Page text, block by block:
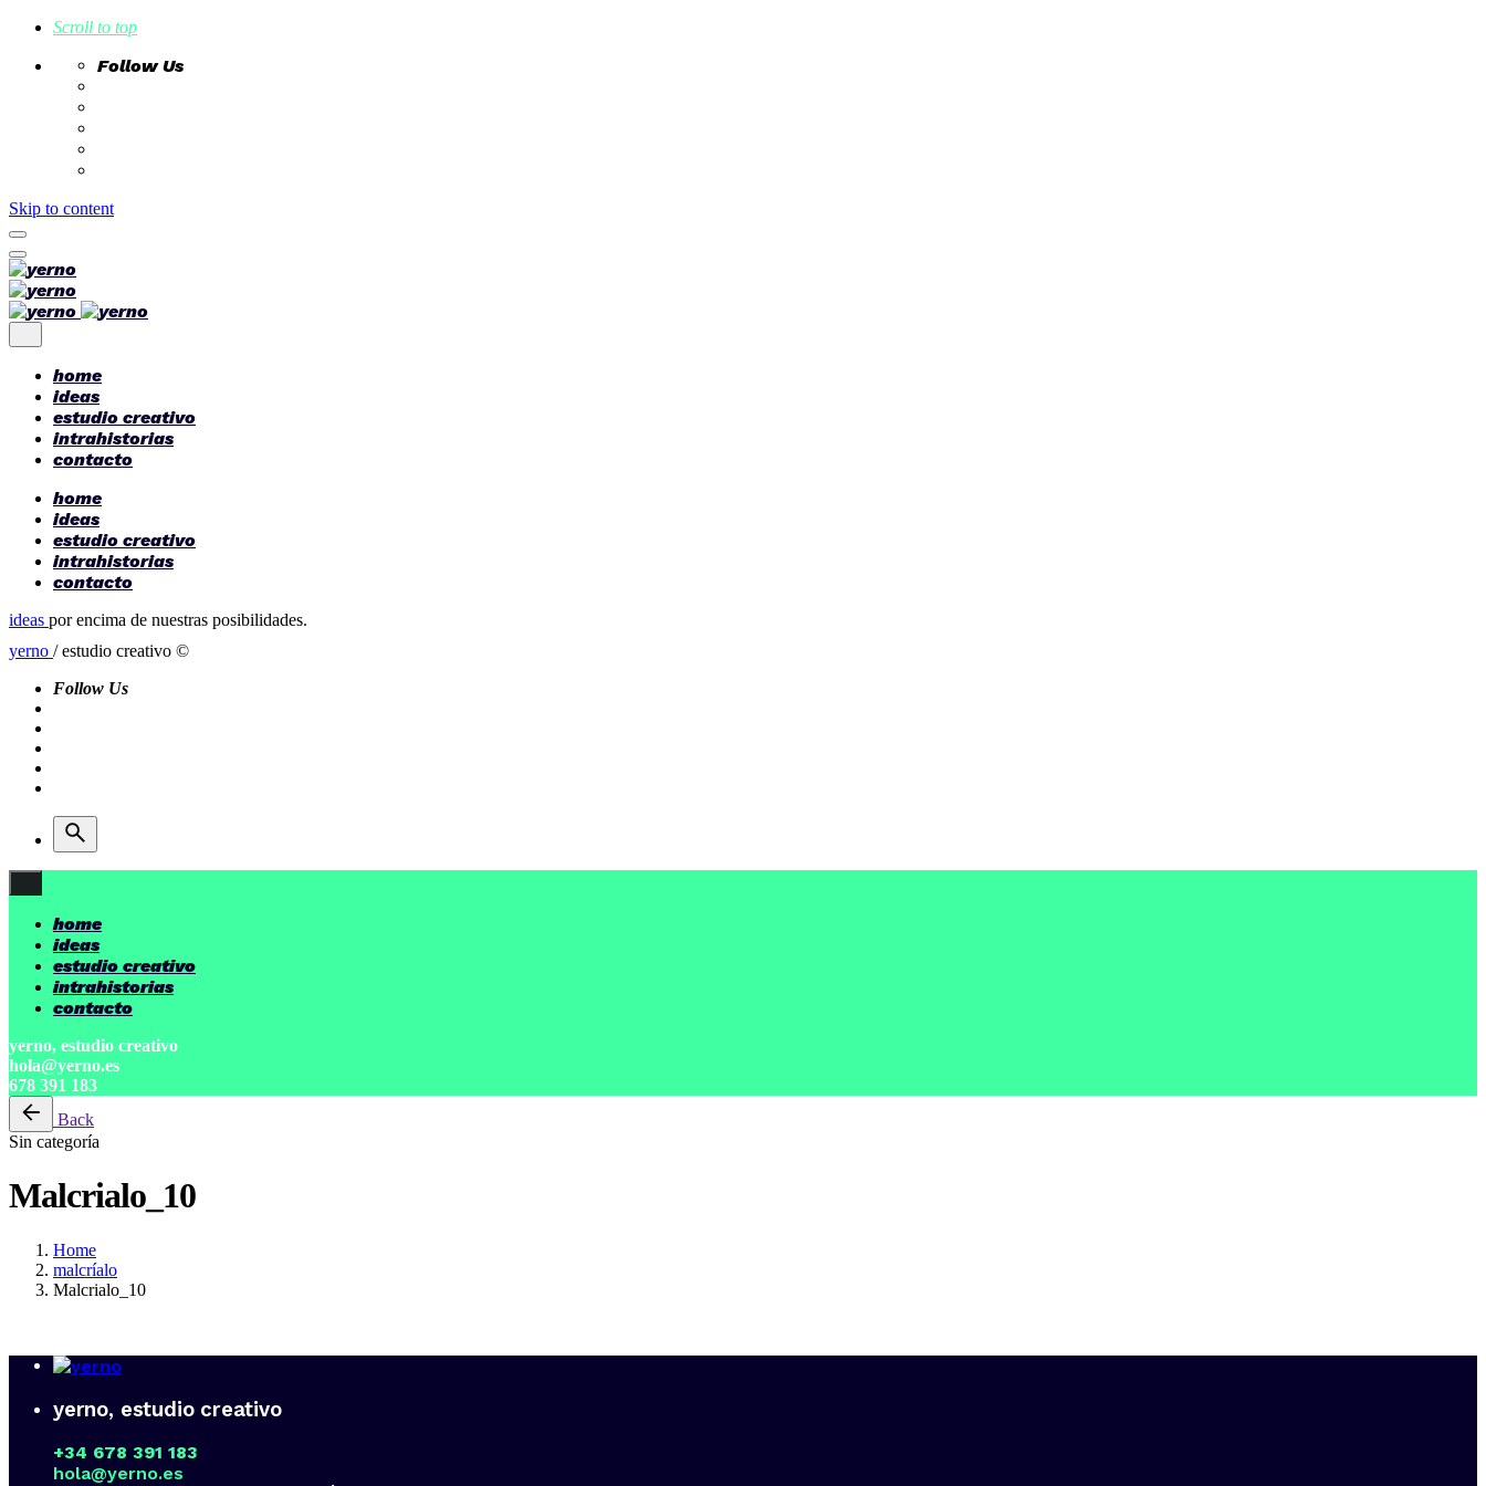
Scroll to top
Follow Us
Skip to content
home
ideas
estudio creativo
intrahistorias
contacto
home
ideas
estudio creativo
intrahistorias
contacto
ideas por encima de nuestras posibilidades.
yerno / estudio creativo ©
Follow Us
home
ideas
estudio creativo
intrahistorias
contacto
yerno, estudio creativo
hola@yerno.es
678 391 183
Back
Sin categoría
Malcrialo_10
Home
malcríalo
Malcrialo_10
yerno, estudio creativo
+34 678 391 183
hola@yerno.es